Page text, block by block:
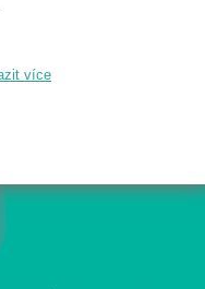
více
a díky